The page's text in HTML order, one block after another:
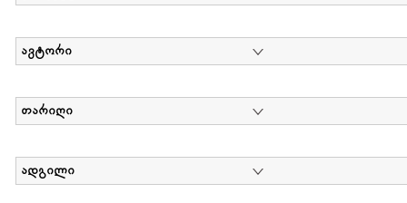
ავტორი
თარიღი
ადგილი